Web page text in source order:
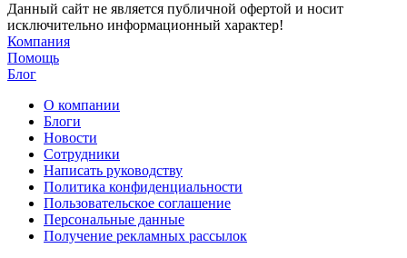
Данный сайт не является публичной офертой и носит
исключительно информационный характер!
Компания
Помощь
Блог
О компании
Блоги
Новости
Сотрудники
Написать руководству
Политика конфиденциальности
Пользовательское соглашение
Персональные данные
Получение рекламных рассылок